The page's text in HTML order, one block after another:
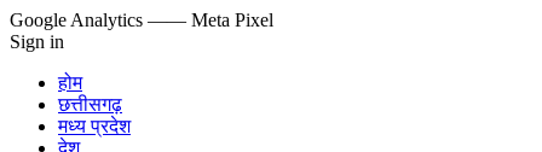
Google Analytics —— Meta Pixel
Sign in
होम
छत्तीसगढ़
मध्य प्रदेश
देश